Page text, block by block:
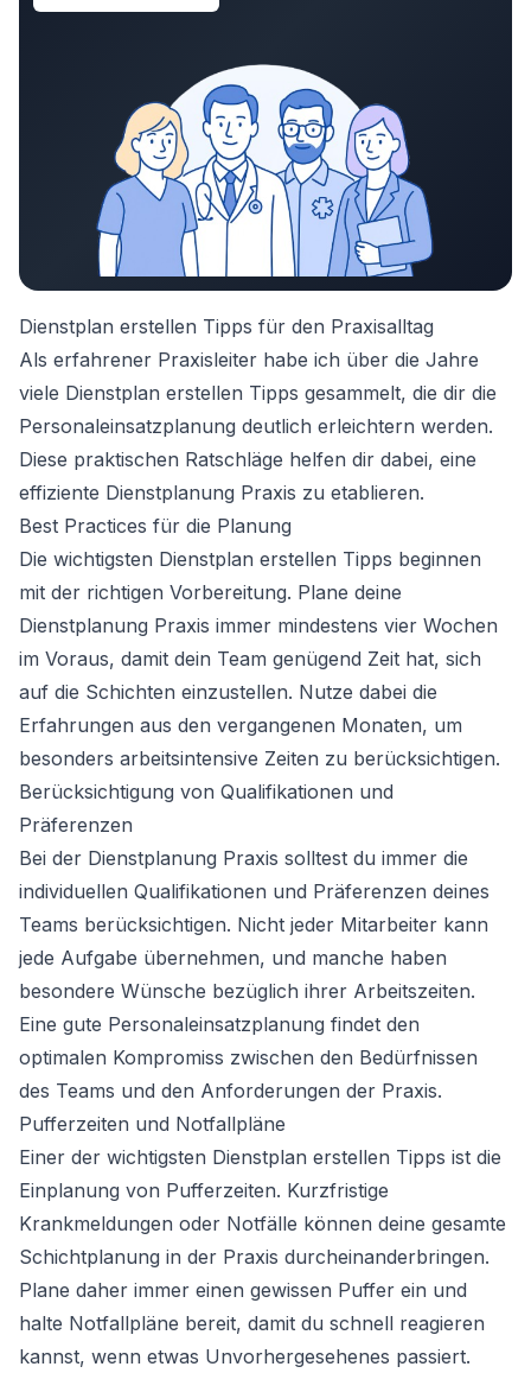
Dienstplan erstellen Tipps für den Praxisalltag
Als erfahrener Praxisleiter habe ich über die Jahre
viele Dienstplan erstellen Tipps gesammelt, die dir die
Personaleinsatzplanung deutlich erleichtern werden.
Diese praktischen Ratschläge helfen dir dabei, eine
effiziente Dienstplanung Praxis zu etablieren.
Best Practices für die Planung
Die wichtigsten Dienstplan erstellen Tipps beginnen
mit der richtigen Vorbereitung. Plane deine
Dienstplanung Praxis immer mindestens vier Wochen
im Voraus, damit dein Team genügend Zeit hat, sich
auf die Schichten einzustellen. Nutze dabei die
Erfahrungen aus den vergangenen Monaten, um
besonders arbeitsintensive Zeiten zu berücksichtigen.
Berücksichtigung von Qualifikationen und
Präferenzen
Bei der Dienstplanung Praxis solltest du immer die
individuellen Qualifikationen und Präferenzen deines
Teams berücksichtigen. Nicht jeder Mitarbeiter kann
jede Aufgabe übernehmen, und manche haben
besondere Wünsche bezüglich ihrer Arbeitszeiten.
Eine gute Personaleinsatzplanung findet den
optimalen Kompromiss zwischen den Bedürfnissen
des Teams und den Anforderungen der Praxis.
Pufferzeiten und Notfallpläne
Einer der wichtigsten Dienstplan erstellen Tipps ist die
Einplanung von Pufferzeiten. Kurzfristige
Krankmeldungen oder Notfälle können deine gesamte
Schichtplanung in der Praxis durcheinanderbringen.
Plane daher immer einen gewissen Puffer ein und
halte Notfallpläne bereit, damit du schnell reagieren
kannst, wenn etwas Unvorhergesehenes passiert.